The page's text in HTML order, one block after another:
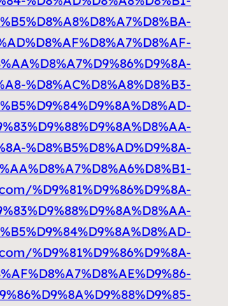
%D8%AC%D8%A8%D8%B3-
%D8%B5%D8%AD%D9%8A-
%D9%81%D9%86%D9%8A-
%D9%81%D9%86%D9%8A-